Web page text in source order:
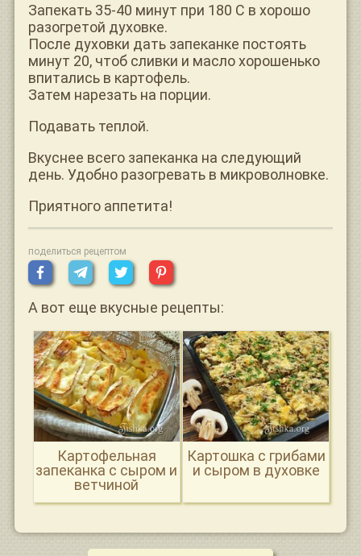
Запекать 35-40 минут при 180 С в хорошо
разогретой духовке.
После духовки дать запеканке постоять
минут 20, чтоб сливки и масло хорошенько
впитались в картофель.
Затем нарезать на порции.
Подавать теплой.
Вкуснее всего запеканка на следующий
день. Удобно разогревать в микроволновке.
Приятного аппетита!
поделиться рецептом
А вот еще вкусные рецепты:
Картофельная
запеканка с сыром и
ветчиной
Картошка с грибами
и сыром в духовке